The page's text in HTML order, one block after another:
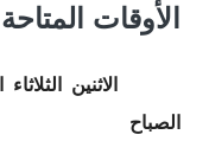
الأوقات المتاحة
الاثنين الثلاثاء
الصباح